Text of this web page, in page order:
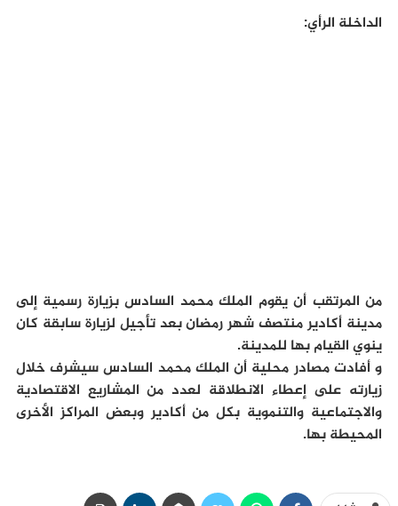
الداخلة الرأي:
من المرتقب أن يقوم الملك محمد السادس بزيارة رسمية إلى
مدينة أكادير منتصف شهر رمضان بعد تأجيل لزيارة سابقة كان
ينوي القيام بها للمدينة.
و أفادت مصادر محلية أن الملك محمد السادس سيشرف خلال
زيارته على إعطاء الانطلاقة لعدد من المشاريع الاقتصادية
والاجتماعية والتنموية بكل من أكادير وبعض المراكز الأخرى
المحيطة بها.